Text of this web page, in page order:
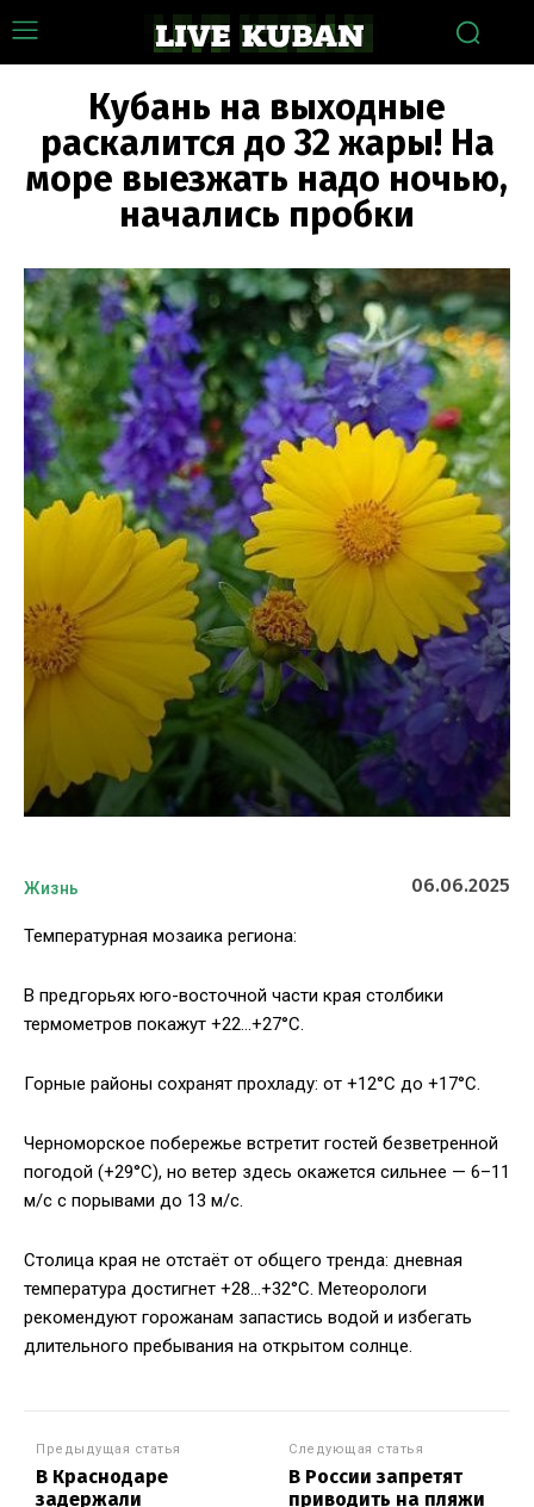
Кубань на выходные
раскалится до 32 жары! На
море выезжать надо ночью,
начались пробки
Жизнь 06.06.2025
Температурная мозаика региона:
В предгорьях юго-восточной части края столбики
термометров покажут +22…+27°C.
Горные районы сохранят прохладу: от +12°C до +17°C.
Черноморское побережье встретит гостей безветренной
погодой (+29°C), но ветер здесь окажется сильнее — 6–11
м/с с порывами до 13 м/с.
Столица края не отстаёт от общего тренда: дневная
температура достигнет +28…+32°C. Метеорологи
рекомендуют горожанам запастись водой и избегать
длительного пребывания на открытом солнце.
Предыдущая статья
В Краснодаре
задержали
Следующая статья
В России запретят
приводить на пляжи